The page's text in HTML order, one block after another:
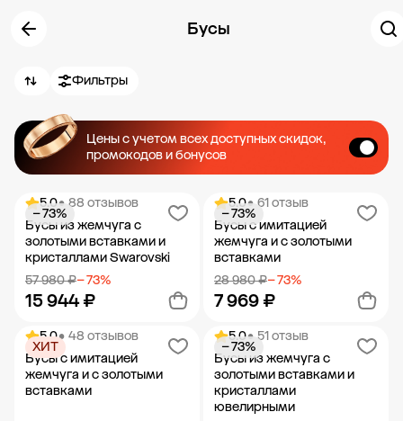
Бусы
Фильтры
Цены с учетом всех доступных скидок,
промокодов и бонусов
5.0• 88 отзывов
Бусы из жемчуга с
золотыми вставками и
кристаллами Swarovski
57 980 ₽− 73%
15 944 ₽
− 73%
Добавить в корзину
5.0• 61 отзыв
Бусы с имитацией
жемчуга и с золотыми
вставками
28 980 ₽− 73%
7 969 ₽
− 73%
Добавить в корзину
5.0• 48 отзывов
Бусы с имитацией
жемчуга и с золотыми
вставками
ХИТ
5.0• 51 отзыв
Бусы из жемчуга с
золотыми вставками и
кристаллами
ювелирными
− 73%